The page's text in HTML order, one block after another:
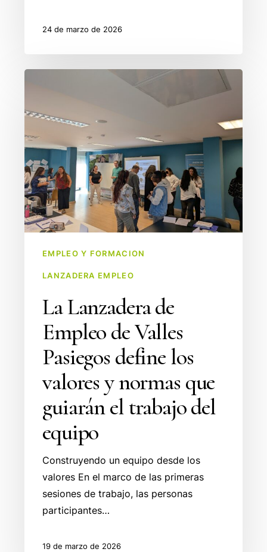
24 de marzo de 2026
de
de
Valles
Pasiegos
define
los
valores
normas
trabajo
equipo
EMPLEO Y FORMACION
LANZADERA EMPLEO
La Lanzadera de
Empleo de Valles
Pasiegos define los
valores y normas que
guiarán el trabajo del
equipo
Construyendo un equipo desde los
valores En el marco de las primeras
sesiones de trabajo, las personas
participantes…
19 de marzo de 2026